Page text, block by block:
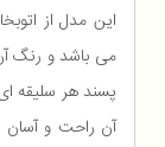
این مدل از
می باشد و رنگ
پسند هر سلیقه
آن راحت و